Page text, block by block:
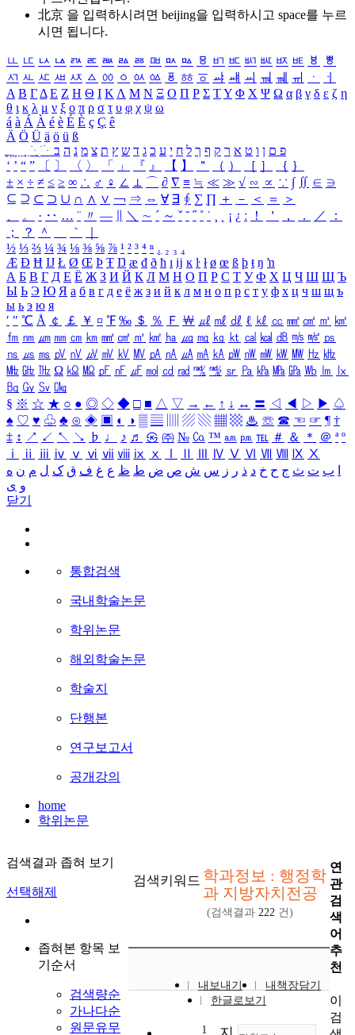
北京 을 입력하시려면 beijing을 입력하시고 space를 누르
시면 됩니다.
ㅥ ㅦ ㅧ ㅨ ㅩ ㅪ ㅫ ㅬ ㅭ ㅮ ㅯ ㅰ ㅱ ㅲ ㅳ ㅴ ㅵ ㅶ ㅷ ㅸ
ㅹ
ㅺ ㅻ ㅼ ㅽ ㅾ ㅿ ㆀ ㆁ ㆂ ㆃ ㆄ ㆅ ㆆ ㆇ ㆈ ㆉ ㆊ ㆋ ㆌ ㆍ
ㆎ
Α Β ΓΔ Ε Ζ Η Θ Ι ΚΛ Μ Ν Ξ Ο Π Ρ Σ ΤΥ Φ Χ Ψ Ω α β γ δ ε ζ η
θ ι κ λ μ ν ξ ο π ρ σ τ υ φ χ ψ ω
á à Á À é è É È ç Ç ê
Ä Ö Ü ä ö ü ß
ִֶֹ ֻּ ׁׂ פ ם ן ו ט א ר ק ף ך ל ח י ע כ ג ד ש ץ ת צ מ נ ה ב
‘ ’ “ ” 〔 〕 〈 〉 「 」 『 』 【 】 ＂ （ ） ［ ］ ｛ ｝
± × ÷ ≠ ≤ ≥ ∞ ∴ ♂ ♀ ∠ ⊥ ⌒ ∂ ∇ ≡ ≒ ≪ ≫ √ ∽ ∝ ∵ ∫ ∬ ∈ ∋
⊆ ⊇ ⊂ ⊃ ∪ ∩ ∧ ∨ ￢ ⇒ ⇔ ∀ ∃ ∮ ∑ ∏ ＋ － ＜ ＝
＞
、
。 · ‥ … ¨ 〃 ― ＼ ∼ ´ ～ ˇ ˘ ˝ ˚ ˙ ¸ ¡ ¿ ː ！ ＇ ， ． ／
：
；
？ ＾ ｀
½ ⅓ ⅔ ¼ ¾ ⅛ ⅜ ⅝ ⅞ ¹ ² ³ ⁴ ⁿ ₁ ₂ ₃ ₄
Æ Ð Ħ Ĳ Ł Ø Œ Þ Ŧ Ŋ æ đ ð ħ ı ĳ ĸ ŀ ł ø œ ß þ ŧ ŋ ŉ
А Б В Г Д Е Ё Ж З И Й К Л М Н О П Р С Т У Ф Х Ц Ч Ш Щ Ъ
Ы Ь Э Ю Я а б в г д е ё ж з и й к л м н о п р с т у ф х ц ч ш щ ъ
ы ь э ю я
′ ″ ℃ Å ￠ ￡ ￥ ¤ ℉ ‰ ＄ ％ Ｆ ￦ ㎕ ㎖ ㎗ ℓ ㎘ ㏄ ㎣ ㎤ ㎥ ㎦
㎙ ㎚ ㎛ ㎜ ㎝ ㎞ ㎟ ㎠ ㎡ ㎢ ㏊ ㎍ ㎎ ㎏ ㏏ ㎈ ㎉ ㏈ ㎧ ㎨ ㎰
㎱ ㎲ ㎳ ㎴ ㎵ ㎶ ㎷ ㎸ ㎹ ㎀ ㎁ ㎂ ㎃ ㎄ ㎺ ㎻ ㎽ ㎾ ㎿ ㎐ ㎑
㎒ ㎓ ㎔ Ω ㏀ ㏁ ㎊ ㎋ ㎌ ㏖ ㏅ ㎭ ㎮ ㎯ ㏛ ㎩ ㎪ ㎫ ㎬ ㏝ ㏐
㏓
㏃ ㏉ ㏜ ㏆
§ ※ ☆ ★ ○ ● ◎ ◇ ◆ □ ■ △ ▽ → ← ↑ ↓ ↔ 〓 ◁ ◀ ▷ ▶ ♤
♠ ♡ ♥ ♧ ♣ ⊙ ◈ ▣ ◐ ◑ ▒ ▤ ▨ ▧ ▦ ▩ ♨ ☏ ☎ ☜ ☞ ¶ †
‡ ↕ ↗ ↙ ↖ ↘ ♭ ♩ ♪ ♬ ㉿ ㈜ № ㏇ ™ ㏂ ㏘ ℡ ＃ ＆ ＊ ＠ ª º
ⅰ
ⅱ ⅲ ⅳ ⅴ ⅵ ⅶ ⅷ ⅸ ⅹ Ⅳ Ⅴ Ⅵ Ⅶ Ⅷ Ⅸ Ⅹ
ب ت ث ج ح خ د ذ ر ز س ش ص ض ط ظ ع غ ف ق ک ل م ن ه
و ی
닫기
통합검색
국내학술논문
학위논문
해외학술논문
학술지
단행본
연구보고서
공개강의
home
학위논문
검색결과 좁혀 보기
선택해제
좁혀본 항목 보
기순서
검색량순
가나다순
원문유무
검색키워드 학과정보 : 행정학
과 지방자치전공
(검색결과 222 건)
내보내기
내책장담기
한글로보기
1
연
관
검
색
어
추
천
이
검